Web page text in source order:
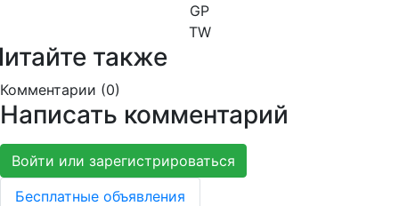
GP
TW
также
Комментарии (0)
Написать комментарий
Войти или зарегистрироваться
Бесплатные объявления